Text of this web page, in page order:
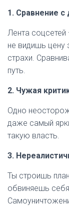
1. Сравнение с
Лента
не видишь цену
страхи.
путь.
2. Чужая
Одно
даже самый
такую власть.
3.
Ты строишь
обвиняешь